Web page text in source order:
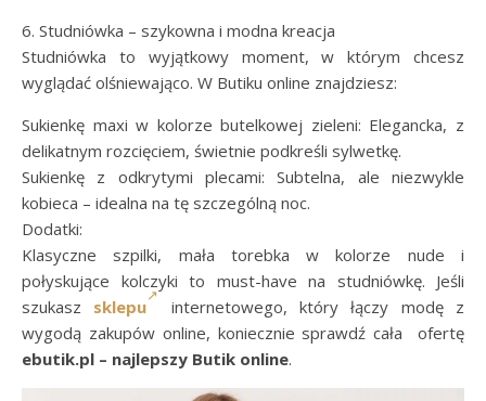
6. Studniówka – szykowna i modna kreacja
Studniówka to wyjątkowy moment, w którym chcesz
wyglądać olśniewająco. W Butiku online znajdziesz:
Sukienkę maxi w kolorze butelkowej zieleni: Elegancka, z
delikatnym rozcięciem, świetnie podkreśli sylwetkę.
Sukienkę z odkrytymi plecami: Subtelna, ale niezwykle
kobieca – idealna na tę szczególną noc.
Dodatki:
Klasyczne szpilki, mała torebka w kolorze nude i
połyskujące kolczyki to must-have na studniówkę. Jeśli
szukasz sklepu
internetowego, który łączy modę z
wygodą zakupów online, koniecznie sprawdź cała ofertę
ebutik.pl – najlepszy Butik online.